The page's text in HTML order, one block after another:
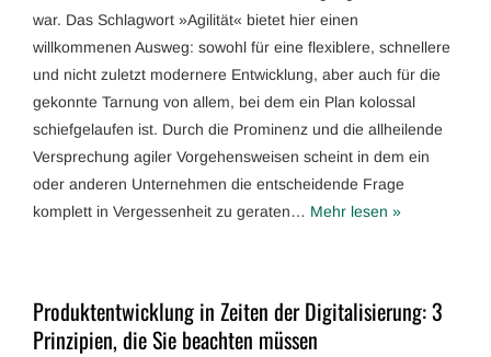
war. Das Schlagwort »Agilität« bietet hier einen
willkommenen Ausweg: sowohl für eine flexiblere, schnellere
und nicht zuletzt modernere Entwicklung, aber auch für die
gekonnte Tarnung von allem, bei dem ein Plan kolossal
schiefgelaufen ist. Durch die Prominenz und die allheilende
Versprechung agiler Vorgehensweisen scheint in dem ein
oder anderen Unternehmen die entscheidende Frage
komplett in Vergessenheit zu geraten… Mehr lesen »
Produktentwicklung in Zeiten der Digitalisierung: 3
Prinzipien, die Sie beachten müssen